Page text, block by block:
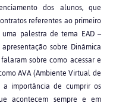
dos alunos, que
referentes ao primeiro
palestra de tema EAD –
sobre Dinâmica
sobre como acessar e
AVA (Ambiente Virtual de
a importância de cumprir os
acontecem sempre e em